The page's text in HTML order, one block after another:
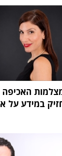
האכיפה
במידע על